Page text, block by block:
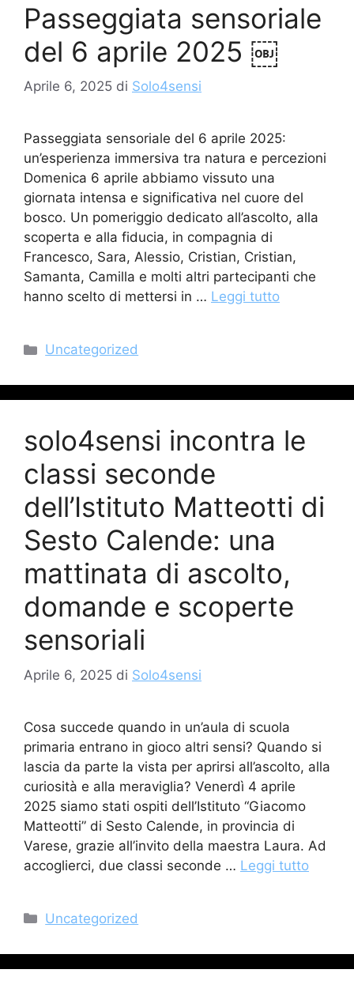
Passeggiata sensoriale
del 6 aprile 2025 ￼
Aprile 6, 2025 di Solo4sensi
Passeggiata sensoriale del 6 aprile 2025:
un’esperienza immersiva tra natura e percezioni
Domenica 6 aprile abbiamo vissuto una
giornata intensa e significativa nel cuore del
bosco. Un pomeriggio dedicato all’ascolto, alla
scoperta e alla fiducia, in compagnia di
Francesco, Sara, Alessio, Cristian, Cristian,
Samanta, Camilla e molti altri partecipanti che
hanno scelto di mettersi in … Leggi tutto
Categorie
Uncategorized
solo4sensi incontra le
classi seconde
dell’Istituto Matteotti di
Sesto Calende: una
mattinata di ascolto,
domande e scoperte
sensoriali
Aprile 6, 2025 di Solo4sensi
Cosa succede quando in un’aula di scuola
primaria entrano in gioco altri sensi? Quando si
lascia da parte la vista per aprirsi all’ascolto, alla
curiosità e alla meraviglia? Venerdì 4 aprile
2025 siamo stati ospiti dell’Istituto “Giacomo
Matteotti” di Sesto Calende, in provincia di
Varese, grazie all’invito della maestra Laura. Ad
accoglierci, due classi seconde … Leggi tutto
Categorie
Uncategorized